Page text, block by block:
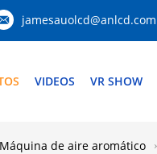
jamesauolcd@anlcd.com
VIDEOS VR SHOW
Máquina de aire aromático